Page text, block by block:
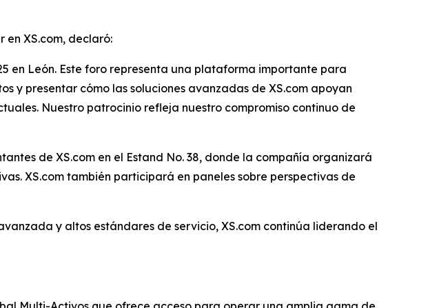
en XS.com, declaró:
en León. Este foro representa una plataforma importante para
presentar cómo las soluciones avanzadas de XS.com apoyan
Nuestro patrocinio refleja nuestro compromiso continuo de
de XS.com en el Estand No. 38, donde la compañía organizará
XS.com también participará en paneles sobre perspectivas de
y altos estándares de servicio, XS.com continúa liderando el